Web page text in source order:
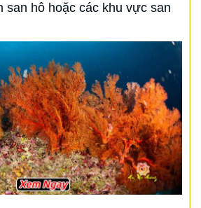
san hô hoặc các khu vực san